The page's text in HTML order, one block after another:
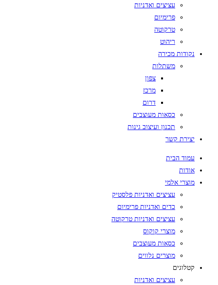
עציצים ואדניות
פרימיום
טרקוטה
ריהוט
נקודות מכירה
משתלות
צפון
מרכז
דרום
כסאות מעוצבים
תכנון ועיצוב גינות
יצירת קשר
עמוד הבית
אודות
מוצרי אלמי
עציצים ואדניות פלסטיק
כדים ואדניות פרימיום
עציצים ואדניות טרקוטה
מוצרי קוקוס
כסאות מעוצבים
מוצרים נלווים
קטלוגים
עציצים ואדניות